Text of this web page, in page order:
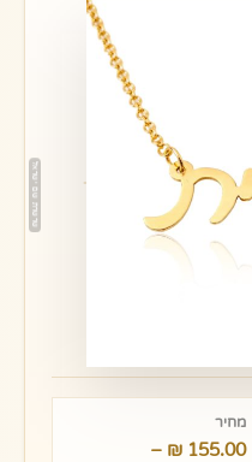
מחיר
155.00
₪
–